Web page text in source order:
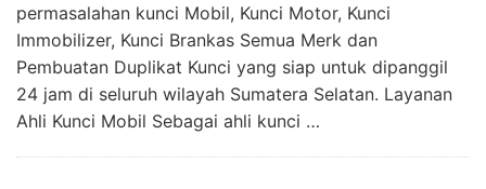
permasalahan kunci Mobil, Kunci Motor, Kunci
Immobilizer, Kunci Brankas Semua Merk dan
Pembuatan Duplikat Kunci yang siap untuk dipanggil
24 jam di seluruh wilayah Sumatera Selatan. Layanan
Ahli Kunci Mobil Sebagai ahli kunci …